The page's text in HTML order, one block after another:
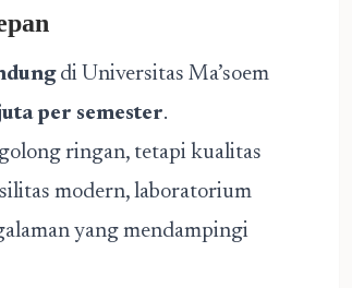
di Universitas Ma’soem
per semester.
ringan, tetapi kualitas
modern, laboratorium
yang mendampingi